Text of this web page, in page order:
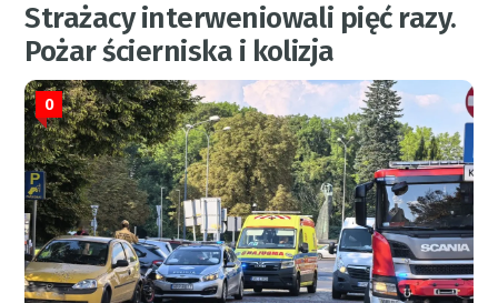
Strażacy interweniowali pięć razy.
Pożar ścierniska i kolizja
0